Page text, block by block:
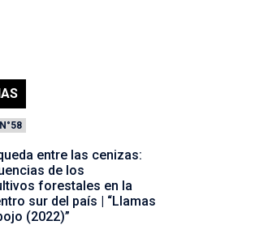
entre las cenizas:
de los
forestales en la
sur del país | “Llamas
(2022)”